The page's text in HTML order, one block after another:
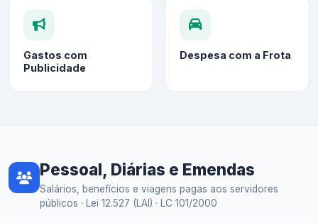
Gastos com
Publicidade
Despesa com a Frota
Pessoal, Diárias e Emendas
Salários, benefícios e viagens pagas aos servidores
públicos · Lei 12.527 (LAI) · LC 101/2000